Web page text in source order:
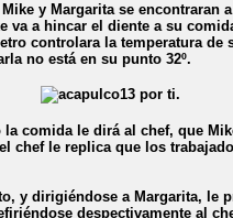
y Margarita se encontraran
va a hincar el diente a su
controlara la temperatura de
no está en su punto 32º.
comida le dirá al chef, que
chef le replica que los
y dirigiéndose a Margarita, le
despectivamente al